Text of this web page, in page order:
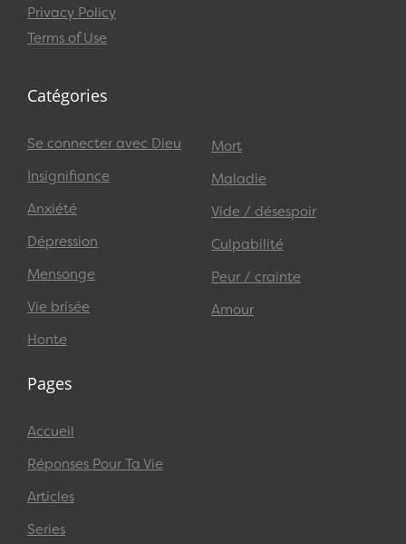
Privacy Policy
Terms of Use
Catégories
Se connecter avec Dieu
Insignifiance
Anxiété
Dépression
Mensonge
Vie brisée
Honte
Mort
Maladie
Vide / désespoir
Culpabilité
Peur / crainte
Amour
Pages
Accueil
Réponses Pour Ta Vie
Articles
Series